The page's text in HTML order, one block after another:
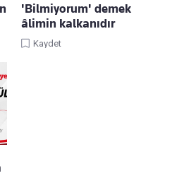
'Bilmiyorum' demek
âlimin kalkanıdır
Kaydet